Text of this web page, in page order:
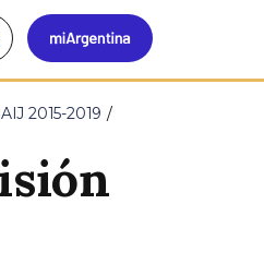
Mi
Buscar
en
el
sitio2015-2019